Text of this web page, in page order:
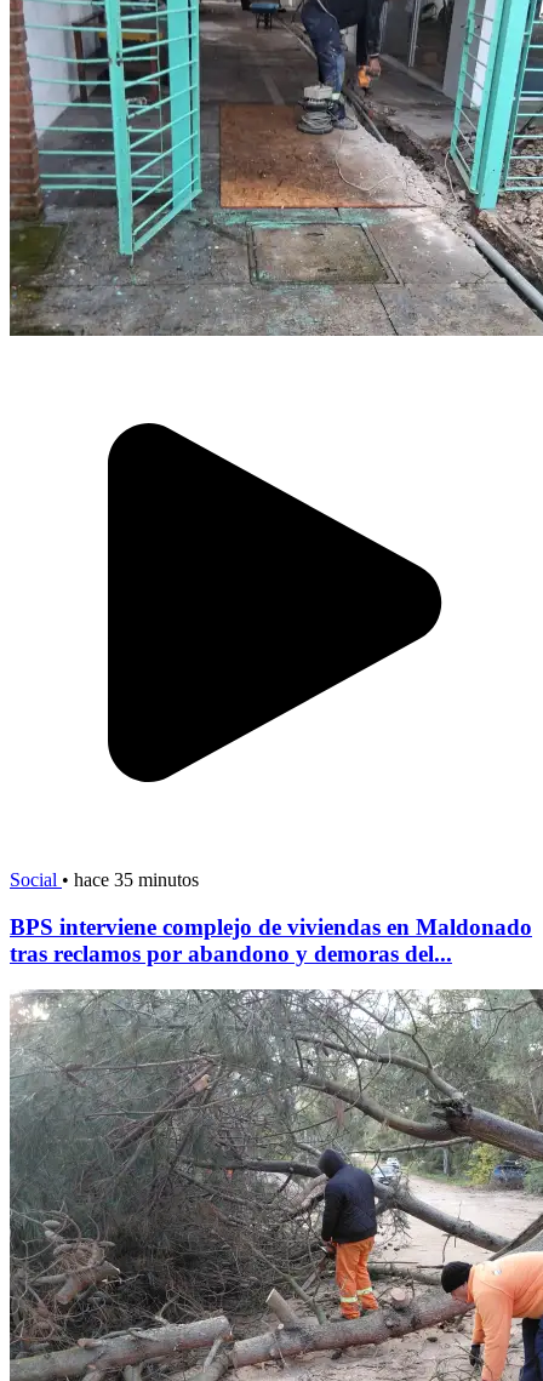
Social • hace 35 minutos
BPS interviene complejo de viviendas en Maldonado
tras reclamos por abandono y demoras del...